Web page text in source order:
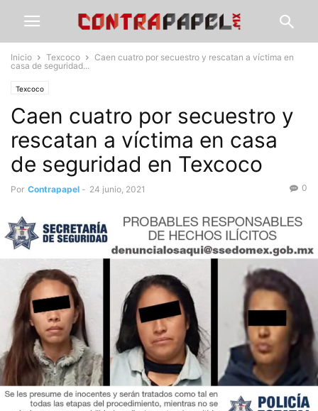
Inicio Texcoco
Caen cuatro por secuestro y rescatan a víctima en
casa de seguridad...
Texcoco
Caen cuatro por secuestro y
rescatan a víctima en casa
de seguridad en Texcoco
Por Contrapapel - 24 junio, 2021 0